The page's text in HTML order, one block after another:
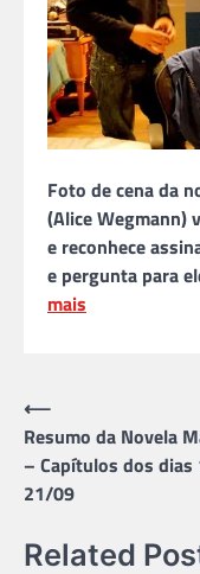
Foto de cena da
(Alice Wegmann)
e reconhece
e pergunta para
mais
Navegação
de
Post
⟵
Resumo da Novela
– Capítulos dos
21/09
Related